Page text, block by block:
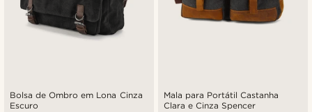
Bolsa de Ombro em Lona Cinza
Escuro
Mala para Portátil Castanha
Clara e Cinza Spencer